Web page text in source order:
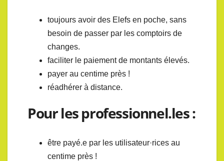
toujours avoir des Elefs en poche, sans
besoin de passer par les comptoirs de
changes.
faciliter le paiement de montants élevés.
payer au centime près !
réadhérer à distance.
Pour les professionnel.les :
être payé.e par les utilisateur·rices au
centime près !